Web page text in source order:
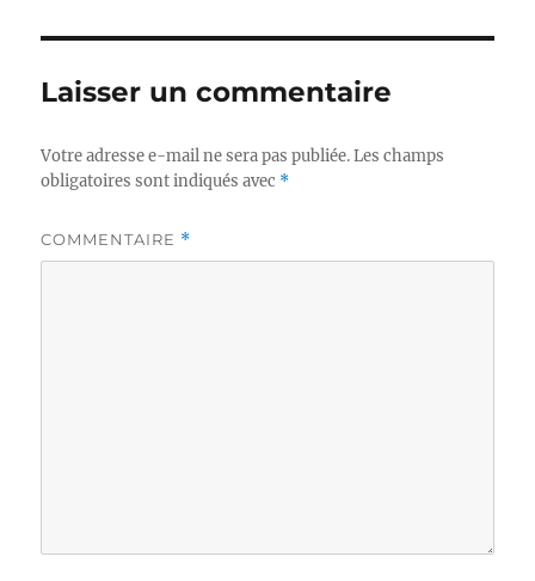
Laisser un commentaire
Votre adresse e-mail ne sera pas publiée. Les champs
obligatoires sont indiqués avec *
COMMENTAIRE *